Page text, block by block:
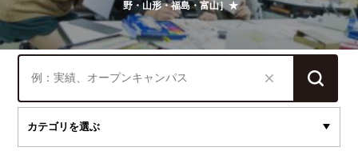
野・山形・福島・富山］★